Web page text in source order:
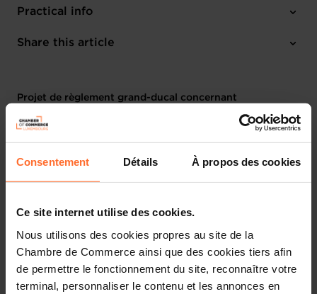
Consentement Détails À propos des cookies
Ce site internet utilise des cookies.
Nous utilisons des cookies propres au site de la
Chambre de Commerce ainsi que des cookies tiers afin
de permettre le fonctionnement du site, reconnaître votre
terminal, personnaliser le contenu et les annonces en
Practical info
1 project text
Share this article
Projet de règlement grand-ducal concernant
l’identification et l’enregistrement des porcelets et porcs
(2792MCH)
Par sa lettre du 08 décembre 2003, Monsieur le Ministre de
règlement grand-ducal sous rubrique.
Ce projet vise à remplacer le règlement ministériel du 24 mai 1995